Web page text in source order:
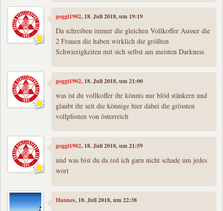
goggi1902, 18. Juli 2018, um 19:19
Da schreiben immer die gleichen Vollkoffer Ausser die
2 Frauen die haben wirklich die größten
Schwierigkeiten mit sich selbst am meisten Darkness
goggi1902, 18. Juli 2018, um 21:00
was ist du vollkoffer ihr könnts nur blöd stänkern und
glaubt ihr seit die könnige hier dabei die grössten
vollpfosten von österreich
goggi1902, 18. Juli 2018, um 21:59
und was bist du da red ich garn nicht schade um jedes
wort
Hannes, 18. Juli 2018, um 22:38